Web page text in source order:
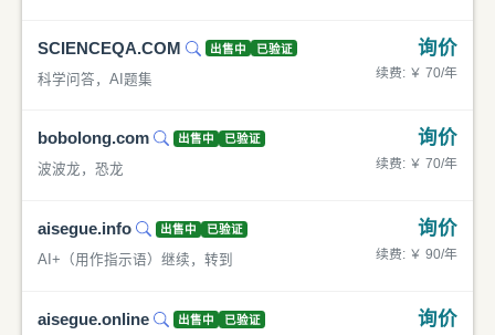
SCIENCEQA.COM 出售中 已验证
科学问答，AI题集
询价
续费: ￥ 70/年
bobolong.com 出售中 已验证
波波龙，恐龙
询价
续费: ￥ 70/年
aisegue.info 出售中 已验证
AI+（用作指示语）继续，转到
询价
续费: ￥ 90/年
aisegue.online 出售中 已验证 询价